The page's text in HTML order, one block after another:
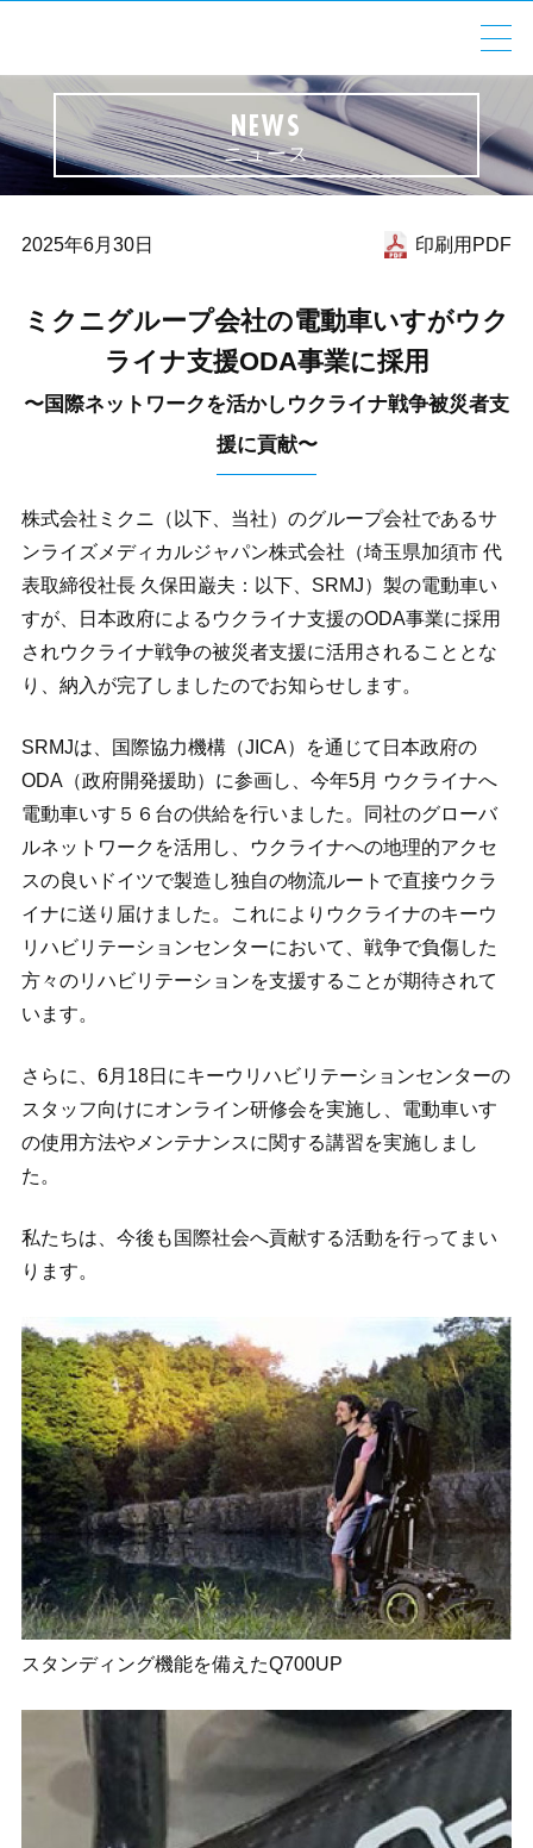
COMPANY OVERVIEW 会社情報
MIKUNI GROUP ミクニグループ
PRODUCTS
ESG ESG情報
株主・投資家情報
お問い合わせ NEWS 個人情報保護方針
JP EN
NEWS
ニュース
2025年6月30日 印刷用PDF
ミクニグループ会社の電動車いすがウク
ライナ支援ODA事業に採用
〜国際ネットワークを活かしウクライナ戦争被災者支
援に貢献〜
株式会社ミクニ（以下、当社）のグループ会社であるサ
ンライズメディカルジャパン株式会社（埼玉県加須市 代
表取締役社長 久保田巌夫：以下、SRMJ）製の電動車い
すが、日本政府によるウクライナ支援のODA事業に採用
されウクライナ戦争の被災者支援に活用されることとな
り、納入が完了しましたのでお知らせします。
SRMJは、国際協力機構（JICA）を通じて日本政府の
ODA（政府開発援助）に参画し、今年5月 ウクライナへ
電動車いす５６台の供給を行いました。同社のグローバ
ルネットワークを活用し、ウクライナへの地理的アクセ
スの良いドイツで製造し独自の物流ルートで直接ウクラ
イナに送り届けました。これによりウクライナのキーウ
リハビリテーションセンターにおいて、戦争で負傷した
方々のリハビリテーションを支援することが期待されて
います。
さらに、6月18日にキーウリハビリテーションセンターの
スタッフ向けにオンライン研修会を実施し、電動車いす
の使用方法やメンテナンスに関する講習を実施しまし
た。
私たちは、今後も国際社会へ貢献する活動を行ってまい
ります。
スタンディング機能を備えたQ700UP